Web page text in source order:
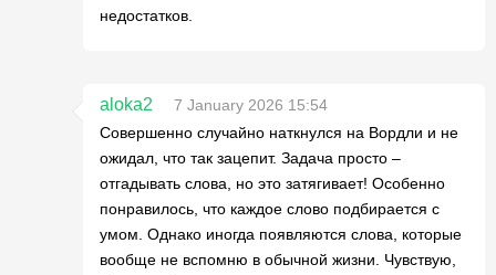
недостатков.
aloka2
7 January 2026 15:54
Совершенно случайно наткнулся на Вордли и не
ожидал, что так зацепит. Задача просто –
отгадывать слова, но это затягивает! Особенно
понравилось, что каждое слово подбирается с
умом. Однако иногда появляются слова, которые
вообще не вспомню в обычной жизни. Чувствую,